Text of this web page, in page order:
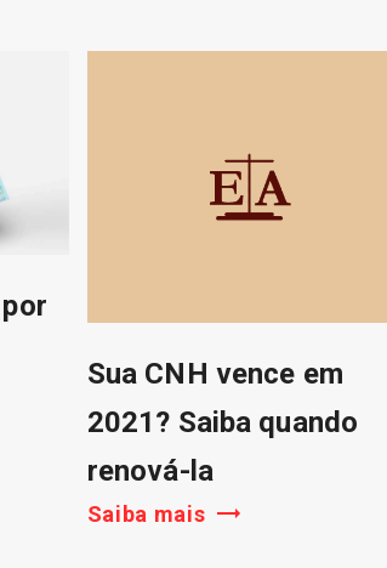
Sua CNH vence em
2021? Saiba quando
renová-la
Saiba mais